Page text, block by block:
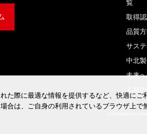
た際に最適な情報を提供するなど、快適にご
合は、ご自身の利用されているブラウザ上で
た際に最適な情報を提供するなど、快適にご
合は、ご自身の利用されているブラウザ上で
覧
取得
品質
サス
中北
未来